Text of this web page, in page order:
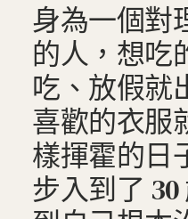
身為一個對
的人，想吃
吃、放假就
喜歡的衣服
樣揮霍的日
步入到了